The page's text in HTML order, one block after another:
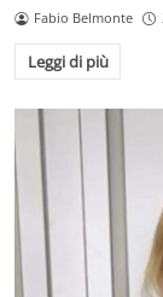
Fabio Belmonte
Leggi di più